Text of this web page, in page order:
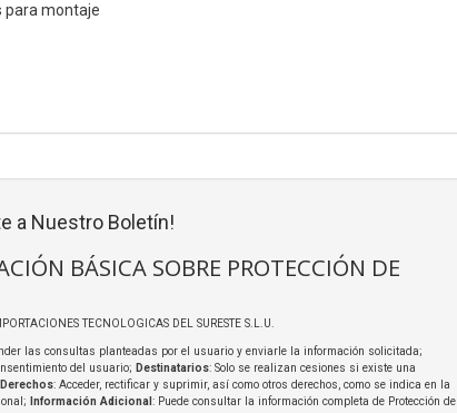
para montaje
a Nuestro Boletín!
BÁSICA SOBRE PROTECCIÓN DE
TECNOLOGICAS DEL SURESTE S.L.U.
las consultas planteadas por el usuario y enviarle la información solicitada;
del usuario; Destinatarios: Solo se realizan cesiones si existe una
Derechos: Acceder, rectificar y suprimir, así como otros derechos, como se indica en la
Información Adicional : Puede consultar la información completa de Protección de